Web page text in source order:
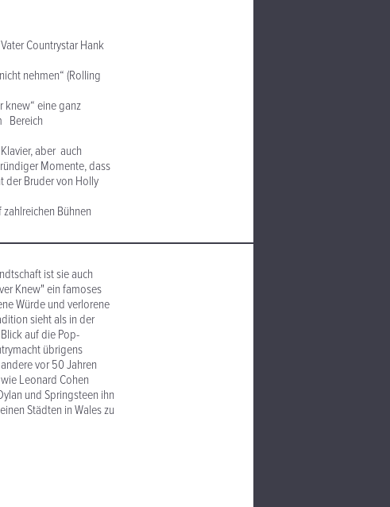
Countrystar Hank
nehmen“ (Rolling
knew“ eine ganz
Bereich
aber auch
Momente, dass
der Bruder von Holly
Bühnen
ist sie auch
Knew" ein famoses
Würde und verlorene
sieht als in der
auf die Pop-
übrigens
vor 50 Jahren
Leonard Cohen
und Springsteen ihn
Städten in Wales zu